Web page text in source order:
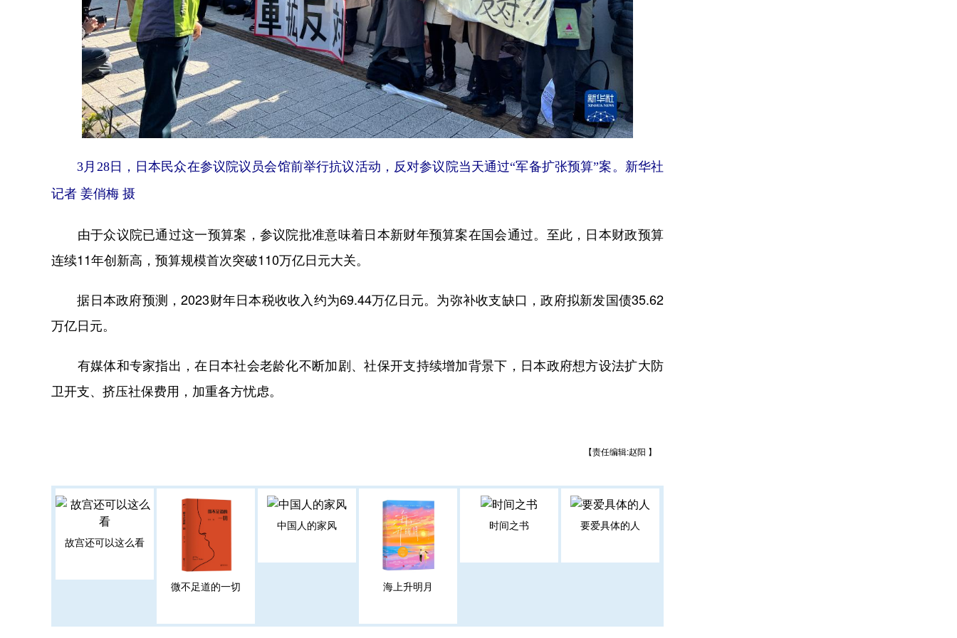
3月28日，日本民众在参议院议员会馆前举行抗议活动，反对参议院当天通过“军备扩张预算”案。新华社
记者 姜俏梅 摄
由于众议院已通过这一预算案，参议院批准意味着日本新财年预算案在国会通过。至此，日本财政预算
连续11年创新高，预算规模首次突破110万亿日元大关。
据日本政府预测，2023财年日本税收收入约为69.44万亿日元。为弥补收支缺口，政府拟新发国债35.62
万亿日元。
有媒体和专家指出，在日本社会老龄化不断加剧、社保开支持续增加背景下，日本政府想方设法扩大防
卫开支、挤压社保费用，加重各方忧虑。
【责任编辑:赵阳 】
故宫还可以这么看
微不足道的一切
中国人的家风
海上升明月
时间之书 要爱具体的人